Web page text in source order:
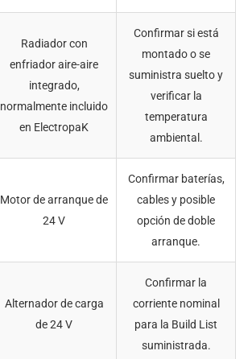
Radiador con
enfriador aire-aire
integrado,
normalmente incluido
en ElectropaK
Confirmar si está
montado o se
suministra suelto y
verificar la
temperatura
ambiental.
Motor de arranque de
24 V
Confirmar baterías,
cables y posible
opción de doble
arranque.
Alternador de carga
de 24 V
Confirmar la
corriente nominal
para la Build List
suministrada.